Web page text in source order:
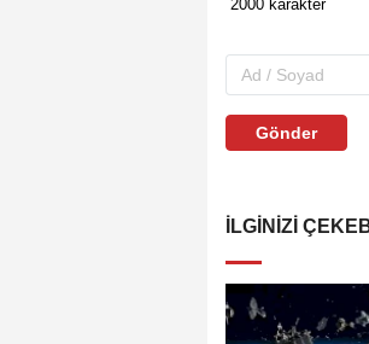
Gönder
İLGINIZI